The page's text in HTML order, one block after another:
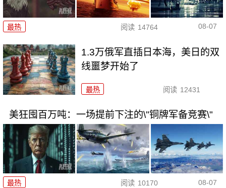
最热 阅读 14764 08-07
1.3万俄军直插日本海，美日的双
线噩梦开始了
最热 阅读 12431
美狂囤百万吨：一场提前下注的\"铜牌军备竞赛\"
最热 阅读 10170 08-07